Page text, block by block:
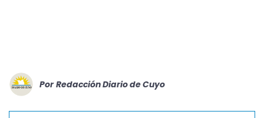
Por Redacción Diario de Cuyo